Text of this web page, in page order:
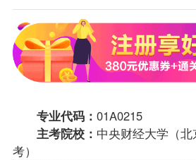
专业代码： 01A0215
主考院校： 中央财经大学（
考）